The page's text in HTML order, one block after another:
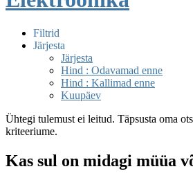
Filtrid
Järjesta
Järjesta
Hind : Odavamad enne
Hind : Kallimad enne
Kuupäev
Ühtegi tulemust ei leitud. Täpsusta oma
kriteeriume.
Kas sul on midagi müüa